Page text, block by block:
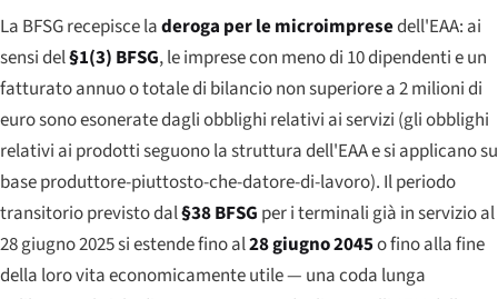
La BFSG recepisce laderoga per le microimpresedell'EAA: ai
sensi del§1(3) BFSG, le imprese con meno di 10 dipendenti e un
fatturato annuo o totale di bilancio non superiore a 2 milioni di
euro sono esonerate dagli obblighi relativi ai servizi (gli obblighi
relativi ai prodotti seguono la struttura dell'EAA e si applicano su
base produttore-piuttosto-che-datore-di-lavoro). Il periodo
transitorio previsto dal§38 BFSG per i terminali già in servizio al
28 giugno 2025 si estende fino al28 giugno 2045o fino alla fine
della loro vita economicamente utile — una coda lunga